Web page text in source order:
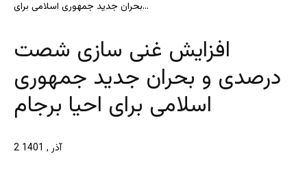
بحران جدید جمهوری اسلامی برای...
افزایش غنی سازی شصت
درصدی و بحران جدید جمهوری
اسلامی برای احیا برجام
2 آذر , 1401